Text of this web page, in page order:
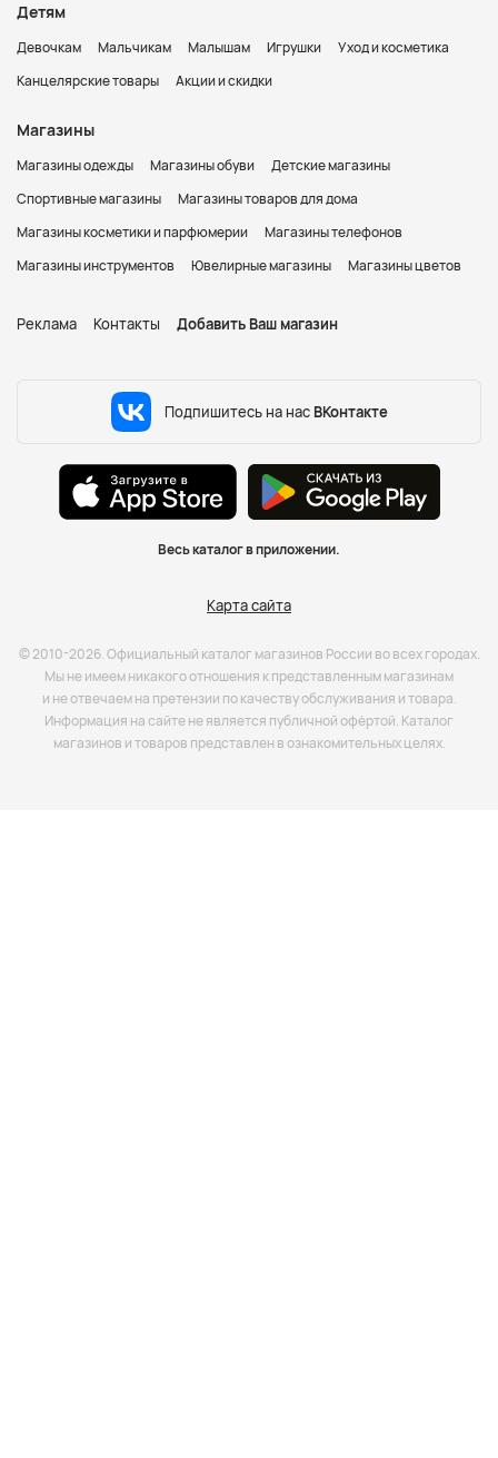
Детям
Девочкам Мальчикам Малышам Игрушки
Уход и косметика
Канцелярские товары
Акции и скидки
Магазины
Магазины одежды Магазины обуви
Детские магазины
Спортивные магазины
Магазины товаров для дома
Магазины косметики и парфюмерии
Магазины телефонов
Магазины инструментов
Ювелирные магазины Магазины цветов
Реклама Контакты Добавить Ваш магазин
Подпишитесь на нас ВКонтакте
Весь каталог в приложении.
Карта сайта
© 2010-2026. Официальный каталог магазинов России во всех городах.
Мы не имеем никакого отношения к представленным магазинам
и не отвечаем на претензии по качеству обслуживания и товара.
Информация на сайте не является публичной офёртой. Каталог
магазинов и товаров представлен в ознакомительных целях.